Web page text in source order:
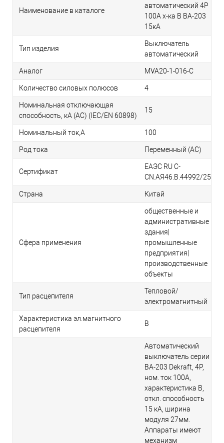
Наименование в каталоге
автоматический 4P
100A х-ка B ВА-203
15кА
Тип изделия
Выключатель
автоматический
Аналог MVA20-1-016-C
Количество силовых полюсов 4
Номинальная отключающая
способность, кA (AC) (IEC/EN 60898)
15
Номинальный ток,А 100
Род тока Переменный (АС)
Сертификат
ЕАЭС RU С-
CN.АЯ46.В.44992/25
Страна Китай
Сфера применения
общественные и
административные
здания|
промышленные
предприятия|
производственные
объекты
Тип расцепителя
Тепловой/
электромагнитный
Характеристика эл.магнитного
расцепителя
B
Автоматический
выключатель серии
ВА-203 Dekraft, 4P,
ном. ток 100А,
характеристика B,
откл. способность
15 кА, ширина
модуля 27мм.
Аппараты имеют
механизм